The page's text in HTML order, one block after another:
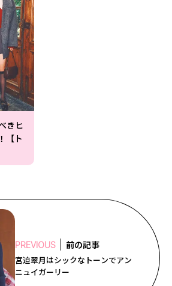
きヒ
【ト
PREVIOUS 前の記事
宮迫翠月はシックなトーンでアン
ニュイガーリー